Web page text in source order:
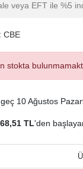
veya EFT ile %5
CBE
stokta
10 Ağustos
TL'den